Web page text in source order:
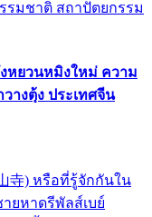
รมชาติ สถาปัตยกรรม
งหยวนหมิงใหม่ ความ
างตุ้ง ประเทศจีน
山寺) หรือที่รู้จักกันใน
ยหาดรีพัลส์เบย์